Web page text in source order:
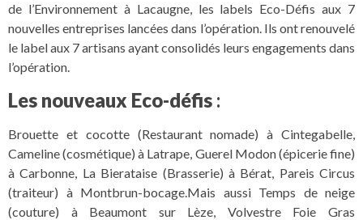
de l’Environnement à Lacaugne, les labels Eco-Défis aux 7
nouvelles entreprises lancées dans l’opération. Ils ont renouvelé
le label aux 7 artisans ayant consolidés leurs engagements dans
l’opération.
Les nouveaux Eco-défis :
Brouette et cocotte (Restaurant nomade) à Cintegabelle,
Cameline (cosmétique) à Latrape, Guerel Modon (épicerie fine)
à Carbonne, La Bierataise (Brasserie) à Bérat, Pareis Circus
(traiteur) à Montbrun-bocage.Mais aussi Temps de neige
(couture) à Beaumont sur Lèze, Volvestre Foie Gras